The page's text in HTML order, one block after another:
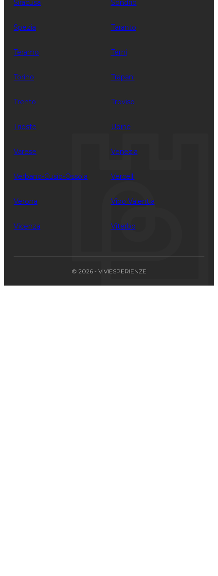
Siracusa Sondrio
Spezia Taranto
Teramo Terni
Torino Trapani
Trento Treviso
Trieste Udine
Varese Venezia
Verbano-Cusio-Ossola Vercelli
Verona Vibo Valentia
Vicenza Viterbo
© 2026 - VIVIESPERIENZE